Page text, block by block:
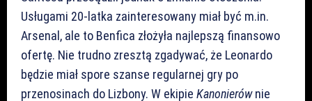
Usługami 20-latka zainteresowany miał być m.in.
Arsenal, ale to Benfica złożyła najlepszą finansowo
ofertę. Nie trudno zresztą zgadywać, że Leonardo
będzie miał spore szanse regularnej gry po
przenosinach do Lizbony. W ekipie Kanonierównie